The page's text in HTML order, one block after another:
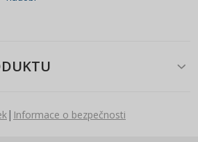
| Informace o bezpečnosti